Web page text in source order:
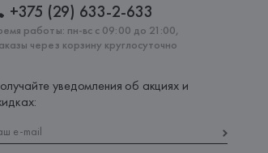
+375 (29) 633-2-633
работы: пн-вс с 09:00 до 21:00,
через корзину круглосуточно
уведомления об акциях и